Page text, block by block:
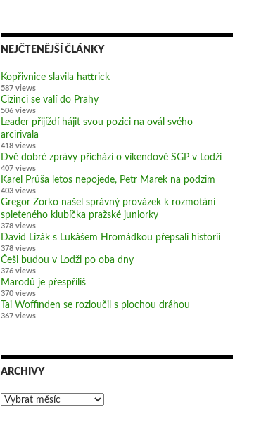
NEJČTENĚJŠÍ ČLÁNKY
Kopřivnice slavila hattrick
587 views
Cizinci se valí do Prahy
506 views
Leader přijíždí hájit svou pozici na ovál svého
arcirivala
418 views
Dvě dobré zprávy přichází o víkendové SGP v Lodži
407 views
Karel Průša letos nepojede, Petr Marek na podzim
403 views
Gregor Zorko našel správný provázek k rozmotání
spleteného klubíčka pražské juniorky
378 views
David Lizák s Lukášem Hromádkou přepsali historii
378 views
Češi budou v Lodži po oba dny
376 views
Marodů je přespříliš
370 views
Tai Woffinden se rozloučil s plochou dráhou
367 views
ARCHIVY
Archivy